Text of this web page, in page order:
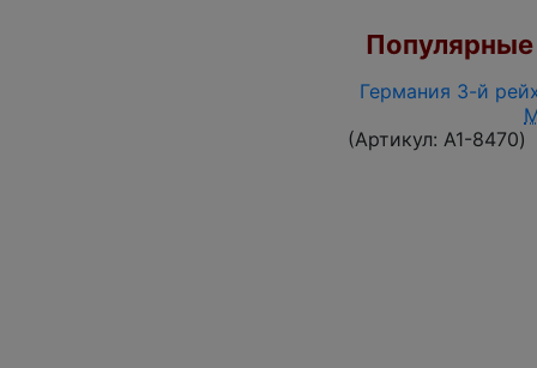
Германия 3-й
(Артикул: A1-8470)